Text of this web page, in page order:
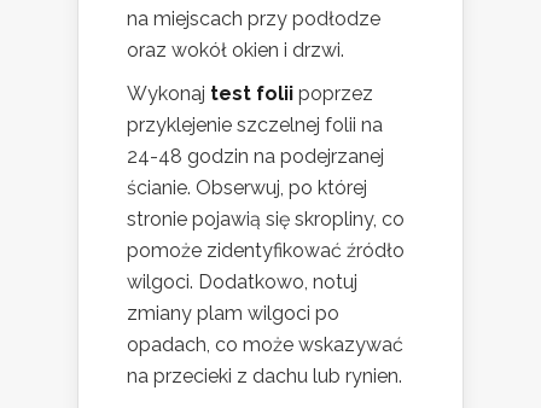
na miejscach przy podłodze
oraz wokół okien i drzwi.
Wykonaj test folii poprzez
przyklejenie szczelnej folii na
24-48 godzin na podejrzanej
ścianie. Obserwuj, po której
stronie pojawią się skropliny, co
pomoże zidentyfikować źródło
wilgoci. Dodatkowo, notuj
zmiany plam wilgoci po
opadach, co może wskazywać
na przecieki z dachu lub rynien.